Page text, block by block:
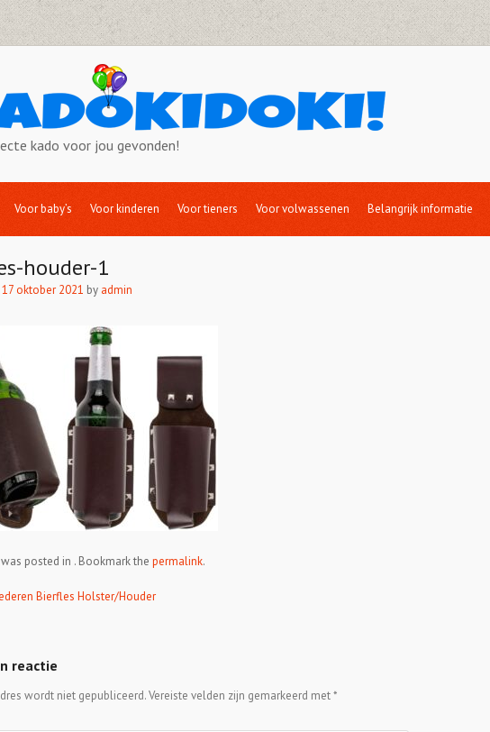
kado voor jou gevonden!
Voor baby’s Voor kinderen Voor tieners Voor volwassenen Belangrijk informatie
houder-1
17 oktober 2021 by admin
posted in . Bookmark the permalink.
Bierfles Holster/Houder
reactie
wordt niet gepubliceerd.Vereiste velden zijn gemarkeerd met*